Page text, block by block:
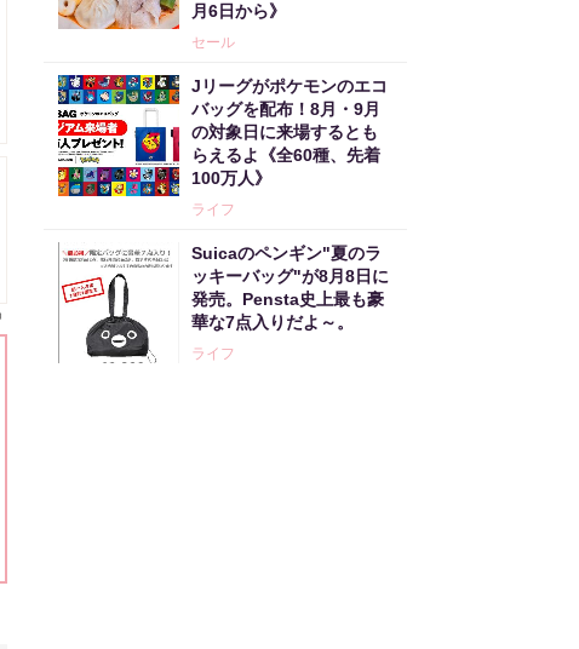
月6日から》
セール
Jリーグがポケモンのエコ
バッグを配布！8月・9月
の対象日に来場するとも
らえるよ《全60種、先着
100万人》
ライフ
Suicaのペンギン"夏のラ
ッキーバッグ"が8月8日に
発売。Pensta史上最も豪
華な7点入りだよ～。
ライフ